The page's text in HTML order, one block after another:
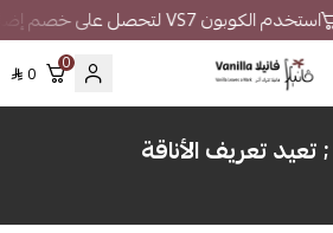
استخدم الكوبون VS7 لتحصل على خصم إضافي
فانيلا
0
0
تعيد تعريف الأناقة